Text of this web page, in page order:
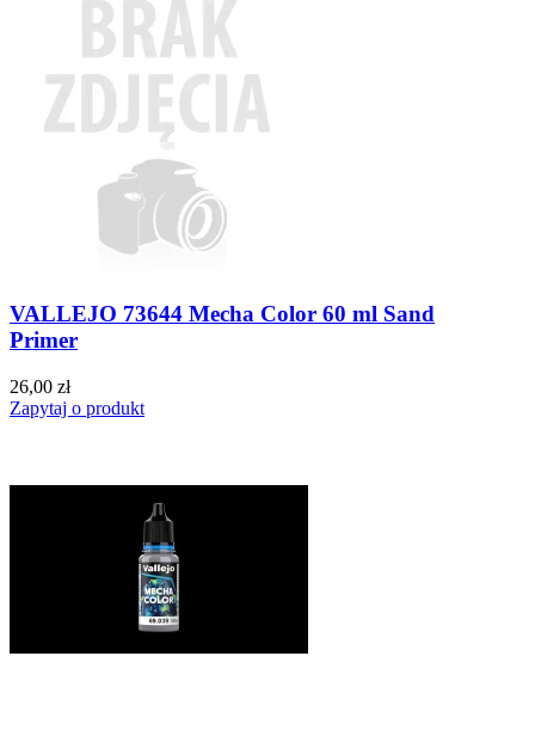
VALLEJO 73644 Mecha Color 60 ml Sand
Primer
26,00 zł
Zapytaj o produkt